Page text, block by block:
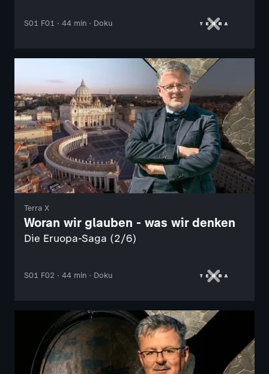
S01 F01 · 44 min · Doku
Terra X
Woran wir glauben - was wir denken
Die Eruopa-Saga (2/6)
S01 F02 · 44 min · Doku